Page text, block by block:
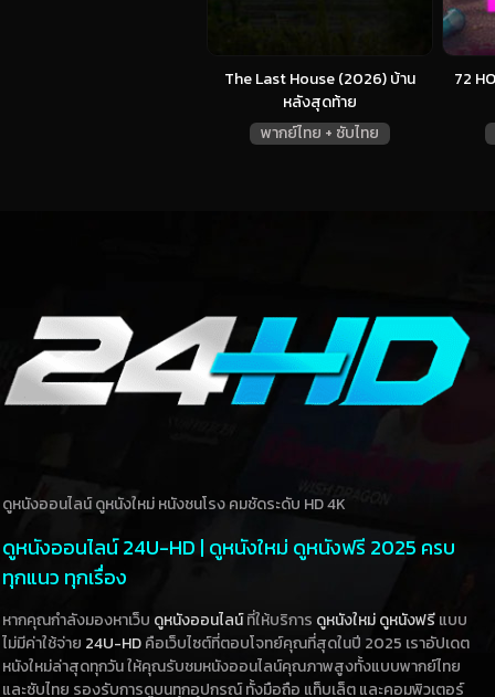
The Last House (2026) บ้าน
หลังสุดท้าย
พากย์ไทย + ซับไทย
72
ดูหนังออนไลน์ ดูหนังใหม่ หนังชนโรง คมชัดระดับ HD 4K
ดูหนังออนไลน์ 24U-HD | ดูหนังใหม่ ดูหนังฟรี 2025 ครบ
ทุกแนว ทุกเรื่อง
หากคุณกำลังมองหาเว็บ ดูหนังออนไลน์ที่ให้บริการ ดูหนังใหม่ดูหนังฟรีแบบ
ไม่มีค่าใช้จ่าย 24U-HDคือเว็บไซต์ที่ตอบโจทย์คุณที่สุดในปี 2025 เราอัปเดต
หนังใหม่ล่าสุดทุกวัน ให้คุณรับชมหนังออนไลน์คุณภาพสูงทั้งแบบพากย์ไทย
และซับไทย รองรับการดูบนทุกอุปกรณ์ ทั้งมือถือ แท็บเล็ต และคอมพิวเตอร์